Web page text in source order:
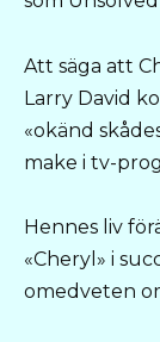
Att säga att
Larry David
«okänd
make i tv-
Hennes liv
«Cheryl» i
omedveten